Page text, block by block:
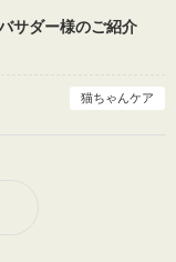
サダー様のご紹介
猫ちゃんケア